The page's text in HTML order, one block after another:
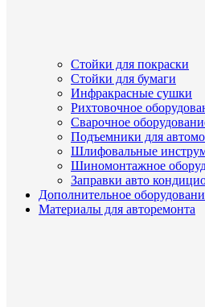
Стойки для покраски
Стойки для бумаги
Инфракрасные сушки
Рихтовочное
Сварочное
Подъемники для
Шлифовальные
Шиномонтажное
Заправки авто
Дополнительное
Материалы для авторемонта